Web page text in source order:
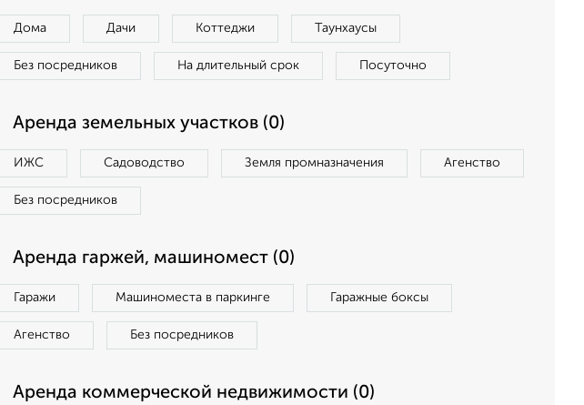
Дома Дачи Коттеджи Таунхаусы
Без посредников На длительный срок Посуточно
Аренда земельных участков (0)
ИЖС Садоводство Земля промназначения Агенство
Без посредников
Аренда гаржей, машиномест (0)
Гаражи Машиноместа в паркинге Гаражные боксы
Агенство Без посредников
Аренда коммерческой недвижимости (0)